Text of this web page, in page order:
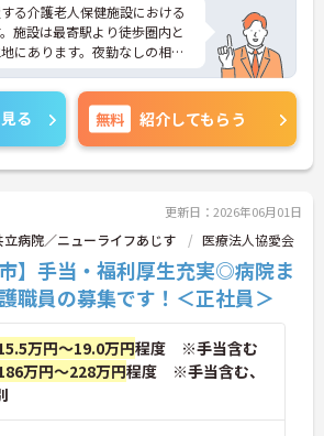
る介護老人保健施設における
施設は最寄駅より徒歩圏内と
にあります。夜勤なしの相談
支給実績があり、頑張りがきち
す。また、残業は月平均3時間
フバランスを保ちながらご勤
面接対策ポイントなど、さら
る 無料 紹介してもらう
更新日：2026年06月01日
病院／ニューライフあじす 医療法人協愛会
市】手当・福利厚生充実◎病院ま
職員の募集です！＜正社員＞
万円～19.0万円程度 ※手当含む
万円～228万円程度 ※手当含む、